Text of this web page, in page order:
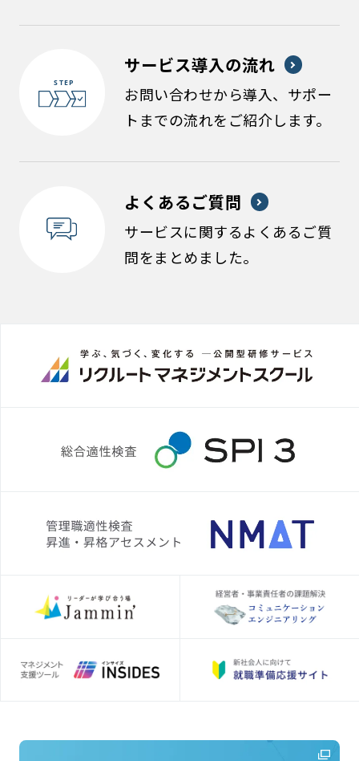
サービス導入の流れ
お問い合わせから導入、サポー
トまでの流れをご紹介します。
よくあるご質問
サービスに関するよくあるご質
問をまとめました。